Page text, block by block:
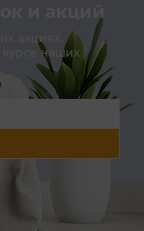
и акций
акциях,
курсе наших